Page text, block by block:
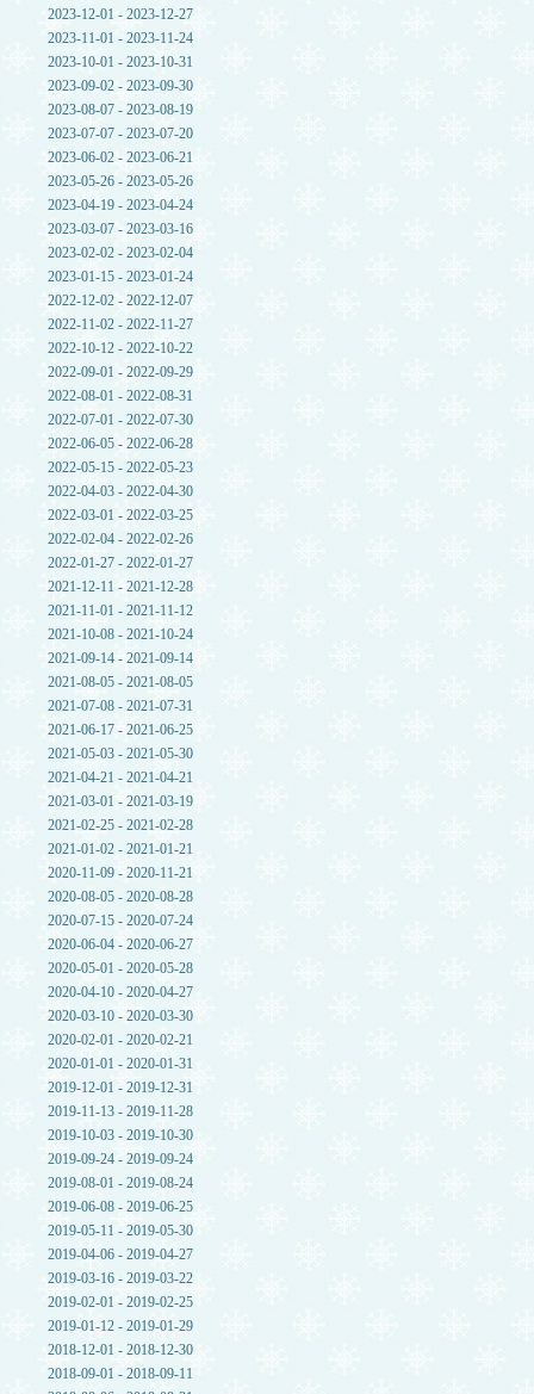
2023-12-01 - 2023-12-27
2023-11-01 - 2023-11-24
2023-10-01 - 2023-10-31
2023-09-02 - 2023-09-30
2023-08-07 - 2023-08-19
2023-07-07 - 2023-07-20
2023-06-02 - 2023-06-21
2023-05-26 - 2023-05-26
2023-04-19 - 2023-04-24
2023-03-07 - 2023-03-16
2023-02-02 - 2023-02-04
2023-01-15 - 2023-01-24
2022-12-02 - 2022-12-07
2022-11-02 - 2022-11-27
2022-10-12 - 2022-10-22
2022-09-01 - 2022-09-29
2022-08-01 - 2022-08-31
2022-07-01 - 2022-07-30
2022-06-05 - 2022-06-28
2022-05-15 - 2022-05-23
2022-04-03 - 2022-04-30
2022-03-01 - 2022-03-25
2022-02-04 - 2022-02-26
2022-01-27 - 2022-01-27
2021-12-11 - 2021-12-28
2021-11-01 - 2021-11-12
2021-10-08 - 2021-10-24
2021-09-14 - 2021-09-14
2021-08-05 - 2021-08-05
2021-07-08 - 2021-07-31
2021-06-17 - 2021-06-25
2021-05-03 - 2021-05-30
2021-04-21 - 2021-04-21
2021-03-01 - 2021-03-19
2021-02-25 - 2021-02-28
2021-01-02 - 2021-01-21
2020-11-09 - 2020-11-21
2020-08-05 - 2020-08-28
2020-07-15 - 2020-07-24
2020-06-04 - 2020-06-27
2020-05-01 - 2020-05-28
2020-04-10 - 2020-04-27
2020-03-10 - 2020-03-30
2020-02-01 - 2020-02-21
2020-01-01 - 2020-01-31
2019-12-01 - 2019-12-31
2019-11-13 - 2019-11-28
2019-10-03 - 2019-10-30
2019-09-24 - 2019-09-24
2019-08-01 - 2019-08-24
2019-06-08 - 2019-06-25
2019-05-11 - 2019-05-30
2019-04-06 - 2019-04-27
2019-03-16 - 2019-03-22
2019-02-01 - 2019-02-25
2019-01-12 - 2019-01-29
2018-12-01 - 2018-12-30
2018-09-01 - 2018-09-11